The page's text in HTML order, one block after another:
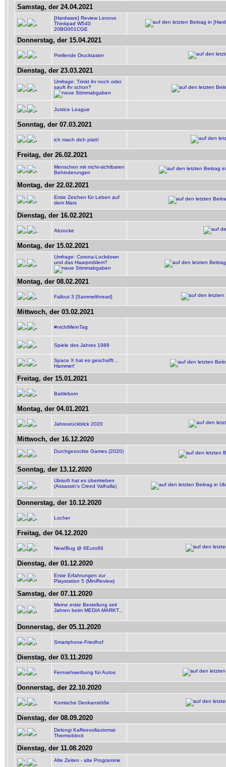
Samstag, der 24.04.2021
[Hardware] Review Lenovo
Thinkpad W540
20BG001CGE
Donnerstag, der 15.04.2021
Prellende Drucktaster
Dienstag, der 23.03.2021
Umfrage: Trinkt ihr noch oder
sauft ihr schon?
Justice League
Sonntag, der 07.03.2021
ich mach dich platt!
Freitag, der 26.02.2021
Menschen mit nicht-sichtbaren
Behinderungen
Montag, der 22.02.2021
Erste Zeichen für Leben auf
dem Mars
Dienstag, der 16.02.2021
Abzocke
Montag, der 15.02.2021
Umfrage: Corona-Lockdown
und das Haarproblem?
Montag, der 08.02.2021
Fallout 3 [Sammelthread]
Mittwoch, der 03.02.2021
#nichtMeinTag
Spiele des Jahres 1988
Space X hat es geschafft...
Hammer!
Freitag, der 15.01.2021
Battleborn
Montag, der 04.01.2021
Jahresrückblick 2020
Mittwoch, der 16.12.2020
Durchgezockte Games (2020)
Sonntag, der 13.12.2020
Ubisoft hat es übertrieben
(Assassin's Creed Valhalla)
Donnerstag, der 10.12.2020
Locher
Freitag, der 04.12.2020
New/Bug @ 6Euro66
Dienstag, der 01.12.2020
Erste Erfahrungen zur
Playstation 5 (MiniReview)
Samstag, der 07.11.2020
Meine erste Bestellung seit
Jahren beim MEDIA MARKT...
Donnerstag, der 05.11.2020
Smartphone-Friedhof
Dienstag, der 03.11.2020
Fernsehwerbung für Autos
Donnerstag, der 22.10.2020
Komische Denkanstöße
Dienstag, der 08.09.2020
Delongi Kaffeevollautomat
Thermoblock
Dienstag, der 11.08.2020
Alte Zeiten - alte Programme